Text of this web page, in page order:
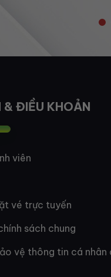
ĐIỀU KHOẢN
viên
vé trực tuyến
sách chung
vệ thông tin cá nhân